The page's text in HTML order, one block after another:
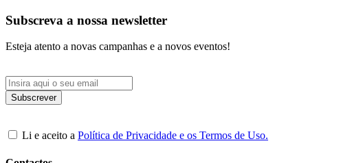
Subscreva a nossa newsletter
Esteja atento a novas campanhas e a novos eventos!
Li e aceito a Política de Privacidade e os Termos de Uso.